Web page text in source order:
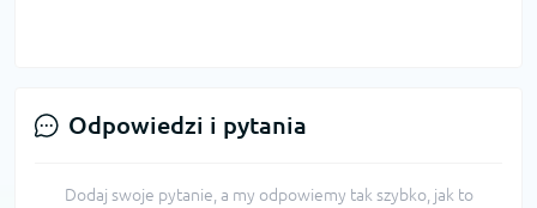
Odpowiedzi i pytania
Dodaj swoje pytanie, a my odpowiemy tak szybko, jak to